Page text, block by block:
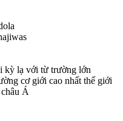
kỳ lạ với từ trường lớn
cơ giới cao nhất thế giới
Á